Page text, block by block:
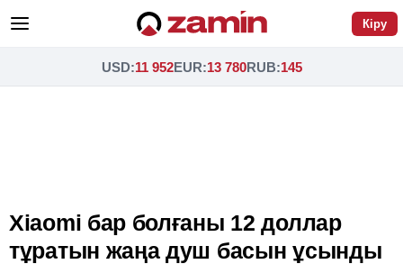
Кіру
USD:11 952EUR:13 780RUB:145
Xiaomi бар болғаны 12 доллар
тұратын жаңа душ басын ұсынды